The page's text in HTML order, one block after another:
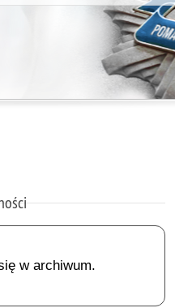
w archiwum.